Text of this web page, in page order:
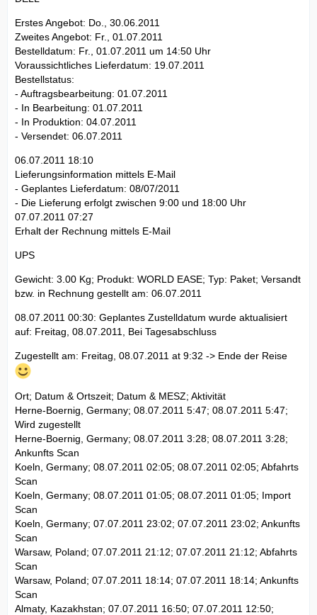
Erstes Angebot: Do., 30.06.2011
Zweites Angebot: Fr., 01.07.2011
Bestelldatum: Fr., 01.07.2011 um 14:50 Uhr
Voraussichtliches Lieferdatum: 19.07.2011
Bestellstatus:
- Auftragsbearbeitung: 01.07.2011
- In Bearbeitung: 01.07.2011
- In Produktion: 04.07.2011
- Versendet: 06.07.2011
06.07.2011 18:10
Lieferungsinformation mittels E-Mail
- Geplantes Lieferdatum: 08/07/2011
- Die Lieferung erfolgt zwischen 9:00 und 18:00 Uhr
07.07.2011 07:27
Erhalt der Rechnung mittels E-Mail
UPS
Gewicht: 3.00 Kg; Produkt: WORLD EASE; Typ: Paket; Versandt
bzw. in Rechnung gestellt am: 06.07.2011
08.07.2011 00:30: Geplantes Zustelldatum wurde aktualisiert
auf: Freitag, 08.07.2011, Bei Tagesabschluss
Zugestellt am: Freitag, 08.07.2011 at 9:32 -> Ende der Reise
Ort; Datum & Ortszeit; Datum & MESZ; Aktivität
Herne-Boernig, Germany; 08.07.2011 5:47; 08.07.2011 5:47;
Wird zugestellt
Herne-Boernig, Germany; 08.07.2011 3:28; 08.07.2011 3:28;
Ankunfts Scan
Koeln, Germany; 08.07.2011 02:05; 08.07.2011 02:05; Abfahrts
Scan
Koeln, Germany; 08.07.2011 01:05; 08.07.2011 01:05; Import
Scan
Koeln, Germany; 07.07.2011 23:02; 07.07.2011 23:02; Ankunfts
Scan
Warsaw, Poland; 07.07.2011 21:12; 07.07.2011 21:12; Abfahrts
Scan
Warsaw, Poland; 07.07.2011 18:14; 07.07.2011 18:14; Ankunfts
Scan
Almaty, Kazakhstan; 07.07.2011 16:50; 07.07.2011 12:50;